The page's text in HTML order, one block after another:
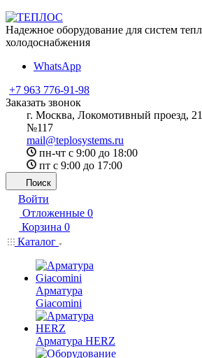
Надежное оборудование для систем
холодоснабжения
WhatsApp
+7 963 776-91-98
Заказать звонок
г. Москва, Локомотивный проезд,
№117
mail@teplosystems.ru
пн-чт с 9:00 до 18:00
пт с 9:00 до 17:00
Поиск
Войти
Отложенные 0
Корзина 0
Каталог
Арматура
Giacomini
Арматура HERZ